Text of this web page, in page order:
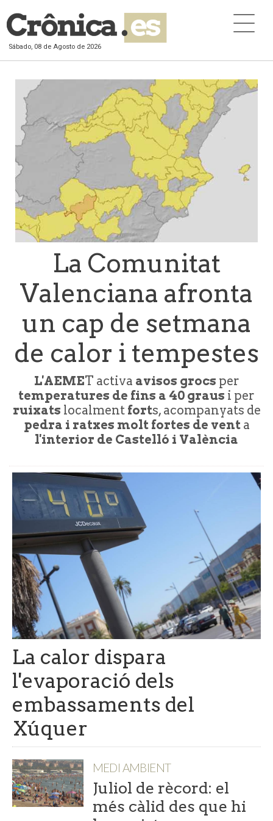
Sábado, 08 de Agosto de 2026
La Comunitat
Valenciana afronta
un cap de setmana
de calor i tempestes
L'AEMET activa avisos grocs per
temperatures de fins a 40 graus i per
ruixats localment forts, acompanyats de
pedra i ratxes molt fortes de venta
l'interior de Castelló i València
La calor dispara
l'evaporació dels
embassaments del
Xúquer
MEDI AMBIENT
Juliol de rècord: el
més càlid des que hi